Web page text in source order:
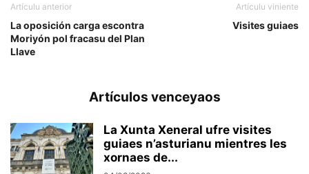
Artículu anterior
La oposición carga escontra
Moriyón pol fracasu del Plan
Llave
Artículu viniente
Visites guiaes
Artículos venceyaos
La Xunta Xeneral ufre visites
guiaes n’asturianu mientres les
xornaes de...